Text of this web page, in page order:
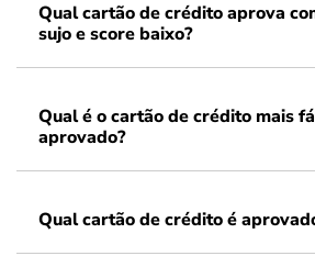
Qual cartão de crédito aprova
sujo e score baixo?
Qual é o cartão de crédito mais
aprovado?
Qual cartão de crédito é